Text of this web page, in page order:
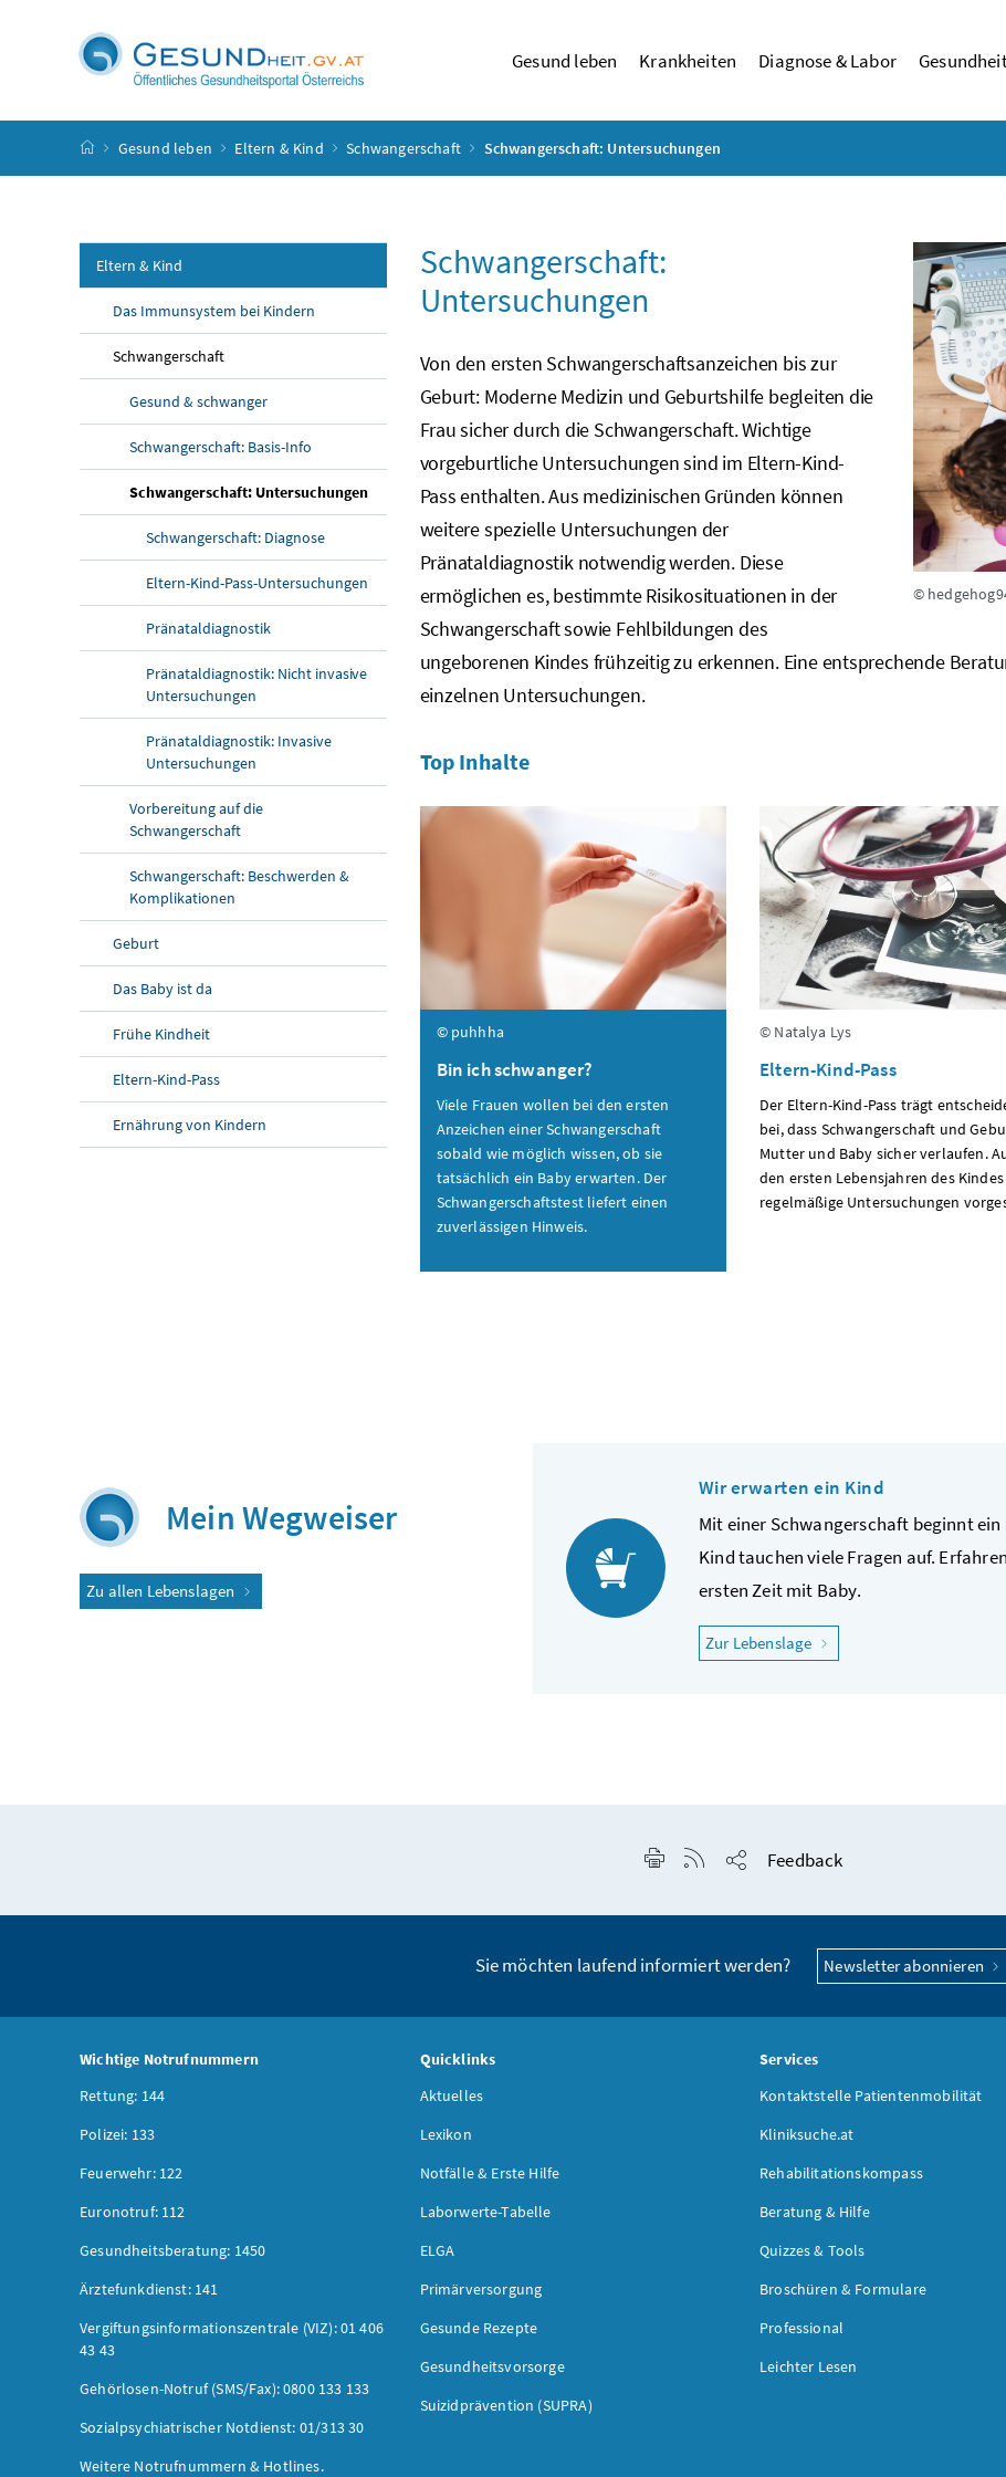
Gesund leben Krankheiten Diagnose & Labor
Startseite
Gesund leben Eltern & Kind Schwangerschaft Schwangerschaft: Untersuchungen
Eltern & Kind
Das Immunsystem bei Kindern
Schwangerschaft
Gesund & schwanger
Schwangerschaft: Basis-Info
Schwangerschaft: Untersuchungen
Schwangerschaft: Diagnose
Eltern-Kind-Pass-Untersuchungen
Pränataldiagnostik
Pränataldiagnostik: Nicht invasive
Untersuchungen
Pränataldiagnostik: Invasive
Untersuchungen
Vorbereitung auf die
Schwangerschaft
Schwangerschaft: Beschwerden &
Komplikationen
Geburt
Das Baby ist da
Frühe Kindheit
Eltern-Kind-Pass
Ernährung von Kindern
©
Schwangerschaft:
Untersuchungen
Von den ersten Schwangerschaftsanzeichen bis zur
Geburt: Moderne Medizin und Geburtshilfe begleiten die
Frau sicher durch die Schwangerschaft. Wichtige
vorgeburtliche Untersuchungen sind im Eltern-Kind-
Pass enthalten. Aus medizinischen Gründen können
weitere spezielle Untersuchungen der
Pränataldiagnostik notwendig werden. Diese
ermöglichen es, bestimmte Risikosituationen in der
Schwangerschaft sowie Fehlbildungen des
ungeborenen Kindes frühzeitig zu erkennen. Eine entsprechende
einzelnen Untersuchungen.
Top Inhalte
© puhhha
Bin ich schwanger?
Viele Frauen wollen bei den ersten
Anzeichen einer Schwangerschaft
sobald wie möglich wissen, ob sie
tatsächlich ein Baby erwarten. Der
Schwangerschaftstest liefert einen
zuverlässigen Hinweis.
© Natalya Lys
Eltern-Kind-Pass
Der Eltern-Kind-Pass trägt
bei, dass Schwangerschaft und
Mutter und Baby sicher verlaufen.
den ersten Lebensjahren des
regelmäßige Untersuchungen
Mein Wegweiser
Zu allen Lebenslagen
Wir erwarten ein Kind
Mit einer Schwangerschaft beginnt
Kind tauchen viele Fragen auf.
ersten Zeit mit Baby.
Zur Lebenslage "Wir erwarten ein Kind"
Seite drucken
RSS-Feed anzeigen
Feedback
Sie möchten laufend informiert werden? Newsletter abonnieren
Wichtige Notrufnummern
Rettung: 144
Polizei: 133
Feuerwehr: 122
Euronotruf: 112
Gesundheitsberatung: 1450
Ärztefunkdienst: 141
Vergiftungsinformationszentrale (VIZ): 01 406
43 43
Gehörlosen-Notruf (SMS/Fax): 0800 133 133
Sozialpsychiatrischer Notdienst: 01/313 30
Weitere Notrufnummern & Hotlines.
Quicklinks
Aktuelles
Lexikon
Notfälle & Erste Hilfe
Laborwerte-Tabelle
ELGA
Primärversorgung
Gesunde Rezepte
Gesundheitsvorsorge
Suizidprävention (SUPRA)
Services
Kontaktstelle Patientenmobilität
Kliniksuche.at
Rehabilitationskompass
Beratung & Hilfe
Quizzes & Tools
Broschüren & Formulare
Professional
Leichter Lesen